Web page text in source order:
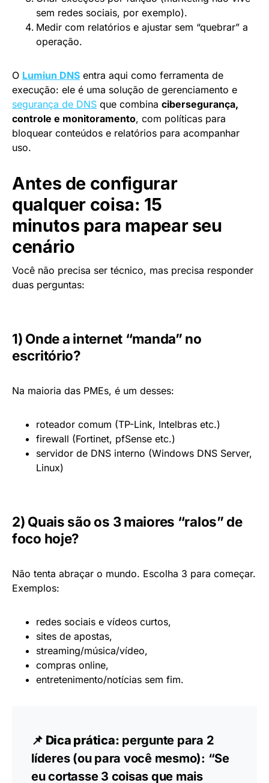
sem redes sociais, por exemplo).
Medir com relatórios e ajustar sem “quebrar” a
operação.
O Lumiun DNS entra aqui como ferramenta de
execução: ele é uma solução de gerenciamento e
segurança de DNS que combina cibersegurança,
controle e monitoramento, com políticas para
bloquear conteúdos e relatórios para acompanhar
uso.
Antes de configurar
qualquer coisa: 15
minutos para mapear seu
cenário
Você não precisa ser técnico, mas precisa responder
duas perguntas:
1) Onde a internet “manda” no
escritório?
Na maioria das PMEs, é um desses:
roteador comum (TP-Link, Intelbras etc.)
firewall (Fortinet, pfSense etc.)
servidor de DNS interno (Windows DNS Server,
Linux)
2) Quais são os 3 maiores “ralos” de
foco hoje?
Não tenta abraçar o mundo. Escolha 3 para começar.
Exemplos:
redes sociais e vídeos curtos,
sites de apostas,
streaming/música/vídeo,
compras online,
entretenimento/notícias sem fim.
📌 Dica prática: pergunte para 2
líderes (ou para você mesmo): “Se
eu cortasse 3 coisas que mais